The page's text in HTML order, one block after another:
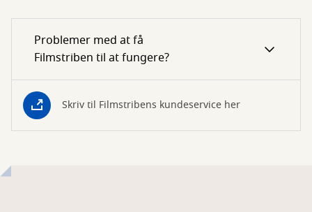
Problemer med at få
Filmstriben til at fungere?
Skriv til Filmstribens kundeservice her